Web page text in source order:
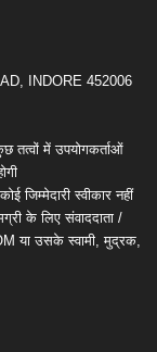
INDORE 452006
तत्वों में उपयोगकर्ताओं
जिम्मेदारी स्वीकार नहीं
के लिए संवाददाता /
या उसके स्वामी, मुद्रक,